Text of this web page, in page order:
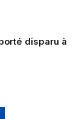
disparu à